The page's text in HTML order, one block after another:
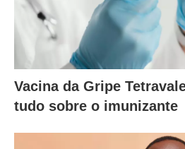
Vacina da Gripe
tudo sobre o imunizante